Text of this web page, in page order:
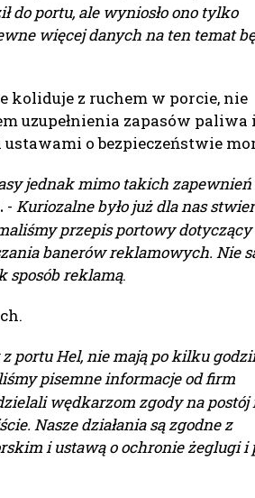
portu, ale wyniosło ono tylko
więcej danych na ten temat
koliduje z ruchem w porcie, nie
uzupełnienia zapasów paliwa
o bezpieczeństwie
jednak mimo takich
- Kuriozalne było już dla nas
przepis portowy dotyczący
banerów reklamowych. Nie
sposób reklamą.
portu Hel, nie mają po kilku
pisemne informacje od firm
wędkarzom zgody na postój
Nasze działania są zgodne z
i ustawą o ochronie żeglugi i